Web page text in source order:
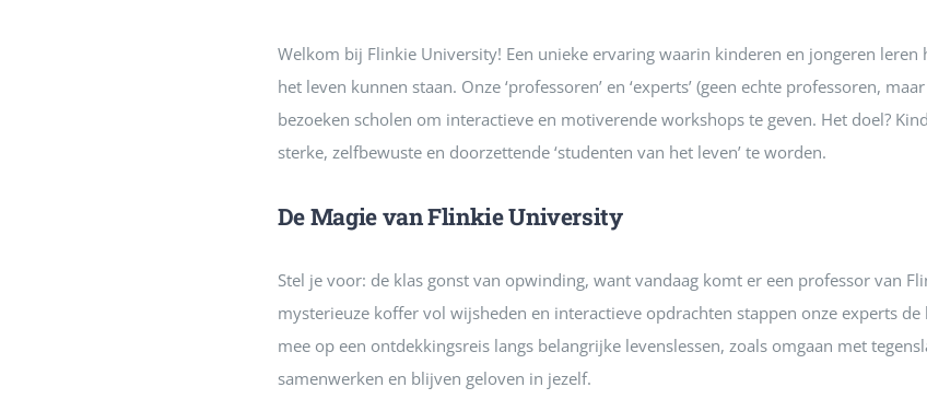
Welkom bij Flinkie University! Een unieke ervaring waarin kinderen en jongeren leren
het leven kunnen staan. Onze ‘professoren’ en ‘experts’ (geen echte professoren,
bezoeken scholen om interactieve en motiverende workshops te geven. Het doel?
sterke, zelfbewuste en doorzettende ‘studenten van het leven’ te worden.
De Magie van Flinkie University
Stel je voor: de klas gonst van opwinding, want vandaag komt er een professor van
mysterieuze koffer vol wijsheden en interactieve opdrachten stappen onze experts
mee op een ontdekkingsreis langs belangrijke levenslessen, zoals omgaan met
samenwerken en blijven geloven in jezelf.